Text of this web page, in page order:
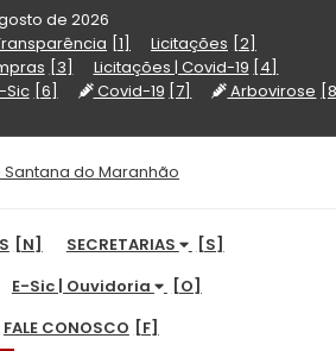
de 2026
Licitações
Licitações | Covid-19
Sic Covid-19 Arbovirose
SECRETARIAS
E-Sic | Ouvidoria
FALE CONOSCO